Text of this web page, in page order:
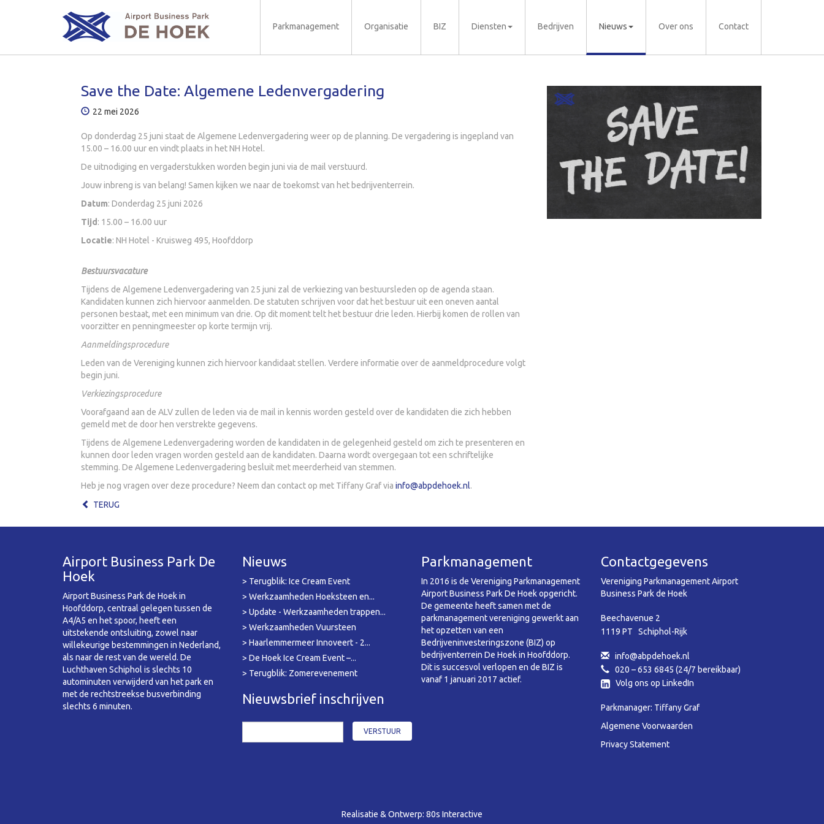
Parkmanagement Organisatie BIZ Diensten Bedrijven Nieuws Over ons Contact
Save the Date: Algemene Ledenvergadering
22 mei 2026
Op donderdag 25 juni staat de Algemene Ledenvergadering weer op de planning. De vergadering is ingepland van
15.00 – 16.00 uur en vindt plaats in het NH Hotel.
De uitnodiging en vergaderstukken worden begin juni via de mail verstuurd.
Jouw inbreng is van belang! Samen kijken we naar de toekomst van het bedrijventerrein.
Datum: Donderdag 25 juni 2026
Tijd : 15.00 – 16.00 uur
Locatie: NH Hotel - Kruisweg 495, Hoofddorp
Bestuursvacature
Tijdens de Algemene Ledenvergadering van 25 juni zal de verkiezing van bestuursleden op de agenda staan.
Kandidaten kunnen zich hiervoor aanmelden. De statuten schrijven voor dat het bestuur uit een oneven aantal
personen bestaat, met een minimum van drie. Op dit moment telt het bestuur drie leden. Hierbij komen de rollen van
voorzitter en penningmeester op korte termijn vrij.
Aanmeldingsprocedure
Leden van de Vereniging kunnen zich hiervoor kandidaat stellen. Verdere informatie over de aanmeldprocedure volgt
begin juni.
Verkiezingsprocedure
Voorafgaand aan de ALV zullen de leden via de mail in kennis worden gesteld over de kandidaten die zich hebben
gemeld met de door hen verstrekte gegevens.
Tijdens de Algemene Ledenvergadering worden de kandidaten in de gelegenheid gesteld om zich te presenteren en
kunnen door leden vragen worden gesteld aan de kandidaten. Daarna wordt overgegaan tot een schriftelijke
stemming. De Algemene Ledenvergadering besluit met meerderheid van stemmen.
Heb je nog vragen over deze procedure? Neem dan contact op met Tiffany Graf via info@abpdehoek.nl.
TERUG
Airport Business Park De
Hoek
Airport Business Park de Hoek in
Hoofddorp, centraal gelegen tussen de
A4/A5 en het spoor, heeft een
uitstekende ontsluiting, zowel naar
willekeurige bestemmingen in Nederland,
als naar de rest van de wereld. De
Luchthaven Schiphol is slechts 10
autominuten verwijderd van het park en
met de rechtstreekse busverbinding
slechts 6 minuten.
Nieuws
> Terugblik: Ice Cream Event
> Werkzaamheden Hoeksteen en...
> Update - Werkzaamheden trappen...
> Werkzaamheden Vuursteen
> Haarlemmermeer Innoveert - 2...
> De Hoek Ice Cream Event –...
> Terugblik: Zomerevenement
Nieuwsbrief inschrijven
Parkmanagement
In 2016 is de Vereniging Parkmanagement
Airport Business Park De Hoek opgericht.
De gemeente heeft samen met de
parkmanagement vereniging gewerkt aan
het opzetten van een
Bedrijveninvesteringszone (BIZ) op
bedrijventerrein De Hoek in Hoofddorp.
Dit is succesvol verlopen en de BIZ is
vanaf 1 januari 2017 actief.
Contactgegevens
Vereniging Parkmanagement Airport
Business Park de Hoek
Beechavenue 2
1119 PT Schiphol-Rijk
info@abpdehoek.nl
020 – 653 6845 (24/7 bereikbaar)
Volg ons op LinkedIn
Parkmanager: Tiffany Graf
Algemene Voorwaarden
Privacy Statement
Realisatie & Ontwerp: 80s Interactive